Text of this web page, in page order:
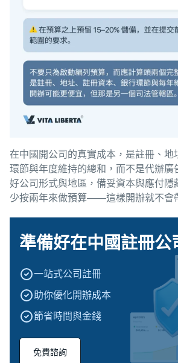
在中國開公司的真實成本，是註冊、地
環節與年度維持的總和，而不是代辦廣
好公司形式與地區，備妥資本與應付隱
少按兩年來做預算——這樣開辦就不會
準備好在中國註冊公
一站式公司註冊
助你優化開辦成本
節省時間與金錢
免費諮詢